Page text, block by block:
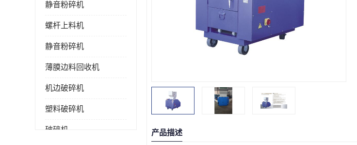
静音粉碎机
螺杆上料机
静音粉碎机
薄膜边料回收机
机边破碎机
塑料破碎机
破碎机 产品描述